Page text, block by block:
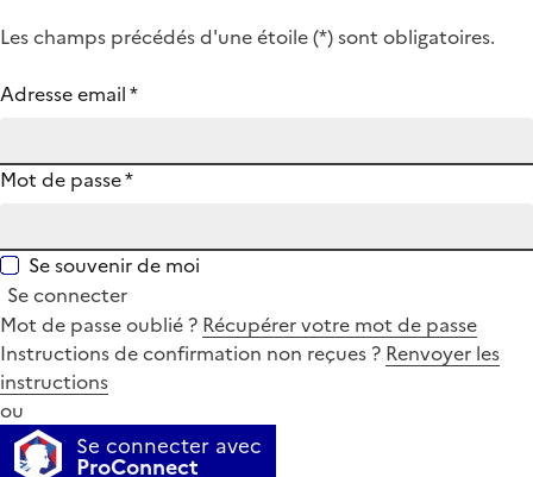
Les champs précédés d'une étoile (*) sont obligatoires.
Adresse email*
Mot de passe*
Se souvenir de moi
Se connecter
Mot de passe oublié ? Récupérer votre mot de passe
Instructions de confirmation non reçues ? Renvoyer les
instructions
ou
Se connecter avec
ProConnect